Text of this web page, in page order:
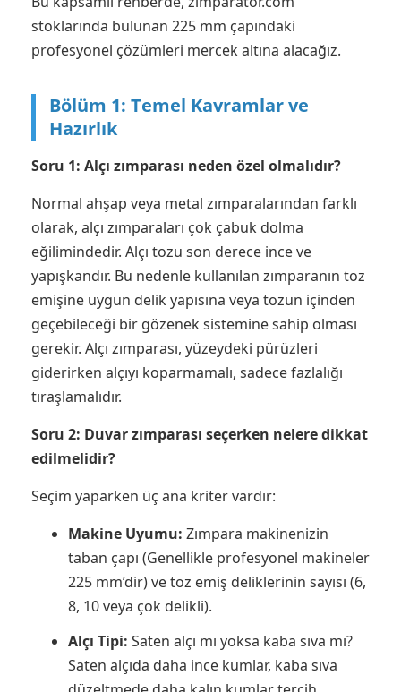
stoklarında bulunan 225 mm çapındaki
profesyonel çözümleri mercek altına alacağız.
Bölüm 1: Temel Kavramlar ve
Hazırlık
Soru 1: Alçı zımparası neden özel olmalıdır?
Normal ahşap veya metal zımparalarından farklı
olarak, alçı zımparaları çok çabuk dolma
eğilimindedir. Alçı tozu son derece ince ve
yapışkandır. Bu nedenle kullanılan zımparanın toz
emişine uygun delik yapısına veya tozun içinden
geçebileceği bir gözenek sistemine sahip olması
gerekir. Alçı zımparası, yüzeydeki pürüzleri
giderirken alçıyı koparmamalı, sadece fazlalığı
tıraşlamalıdır.
Soru 2: Duvar zımparası seçerken nelere dikkat
edilmelidir?
Seçim yaparken üç ana kriter vardır:
Makine Uyumu: Zımpara makinenizin
taban çapı (Genellikle profesyonel makineler
225 mm’dir) ve toz emiş deliklerinin sayısı (6,
8, 10 veya çok delikli).
Alçı Tipi: Saten alçı mı yoksa kaba sıva mı?
Saten alçıda daha ince kumlar, kaba sıva